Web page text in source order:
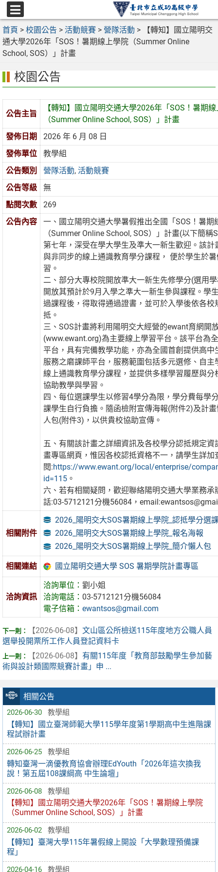
跳
至
主
要
內
選
單
首頁 > 校園公告 > 活動競賽 > 營隊活動 >
【轉知】國立陽明交
通大學2026年「SOS！暑期線上學院（Summer Online
School, SOS）」計畫
相關公告
2026-06-30 教學組
【轉知】國立臺灣師範大學115學年度第1學期高中生進階課
程試辦計畫
2026-06-25 教學組
轉知臺灣一滴優教育協會辦理EdYouth「2026年這次換我
說！第五屆108課綱高 中生論壇」
2026-06-08 教學組
【轉知】國立陽明交通大學2026年「SOS！暑期線上學院
（Summer Online School, SOS）」計畫
2026-06-02 教學組
【轉知】臺灣大學115年暑假線上開設「大學數理預備課
程」
2026-04-16 教學組
校園公告
公告主旨
【轉知】國立陽明交通大學2026年「SOS！暑期
（Summer Online School, SOS）」計畫
發佈日期
2026 年 6 月 08 日
發佈單位
教學組
公告類別
營隊活動, 活動競賽
公告等級
無
點閱次數
269
公告內容
一、國立陽明交通大學暑假推出全國「SOS！暑期
（Summer Online School, SOS）」計畫(以下簡稱
第七年，深受在學大學生及準大一新生歡迎。該計
與非同步的線上通識教育學分課程， 便於學生於
習。
二、部分大專校院開放準大一新生先修學分(選用
開放其預計於9月入學之準大一新生參與課程。學
過課程後，得取得通過證書，並可於入學後依各校
抵。
三、SOS計畫將利用陽明交大經營的ewant育網開
(www.ewant.org)為主要線上學習平台。該平台為
平台，具有完備教學功能，亦為全國首創提供高中
服務之磨課師平台，服務範圍包括多元選修、自主
線上通識教育學分課程，並提供多樣學習履歷與分
協助教學與學習。
四、每位選課學生以修習4學分為限，學分費每學
課學生自行負擔。隨函檢附宣傳海報(附件2)及計畫
人包(附件3)，以供貴校協助宣傳。
五、有關該計畫之詳細資訊及各校學分認抵規定資
畫專區網頁，惟因各校認抵資格不一，請學生詳加
閱:https://www.ewant.org/local/enterprise/
id=115。
六、若有相關疑問，歡迎聯絡陽明交通大學業務承
話:03-5712121分機56084，
相關附件
2026_陽明交大SOS暑期線上學院_認抵學分選
2026_陽明交大SOS暑期線上學院_報名海報
2026_陽明交大SOS暑期線上學院_簡介懶人包
相關連結 國立陽明交通大學 SOS 暑期學院計畫專區
洽詢資訊
洽詢單位： 劉小姐
洽詢電話： 03-5712121分機56084
電子信箱： ewantsos@gmail.com
【2026-06-08】 文山區公所檢送115年度地方公職人員
選舉投開票所工作人員登記資料卡
【2026-06-08】 有關115年度「教育部鼓勵學生參加藝
術與設計類國際競賽計畫」申 ...